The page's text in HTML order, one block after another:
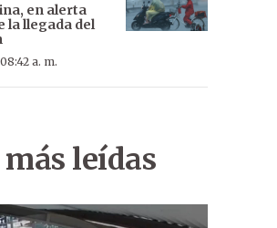
en alerta
la llegada del
a. m.
leídas